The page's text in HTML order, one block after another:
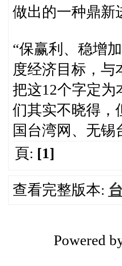
做出的一种鼎新
“保赢利、稳增
度经济目标，与
把这12个字定
们其实不晓得，
国台湾网、无锡
頁: [1]
查看完整版本:
Powered